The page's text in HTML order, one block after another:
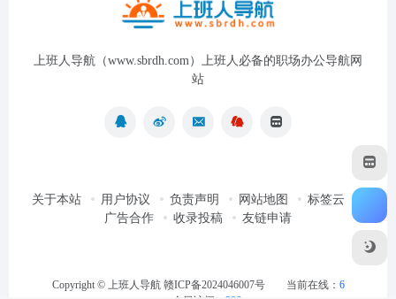
上班人导航（www.sbrdh.com）上班人必备的职场办公导航网
站
关于本站 用户协议 负责声明 网站地图
标签云
广告合作
收录投稿 友链申请
Copyright © 上班人导航 赣ICP备2024046007号 当前在线： 6